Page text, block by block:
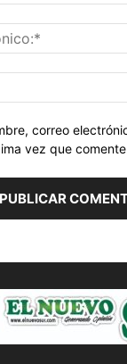
correo
vez que